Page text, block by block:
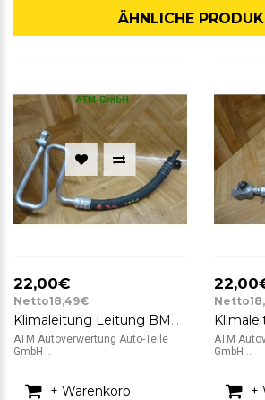
ÄHNLICHE
22,00€
Netto18,49€
Klimaleitung Leitung BMW 5er E39 150 PS 520i 2,0i 27/98-0
ATM Autoverwertung Auto-Teile
GmbH ..
+ Warenkorb
ATM
GmbH ..
+